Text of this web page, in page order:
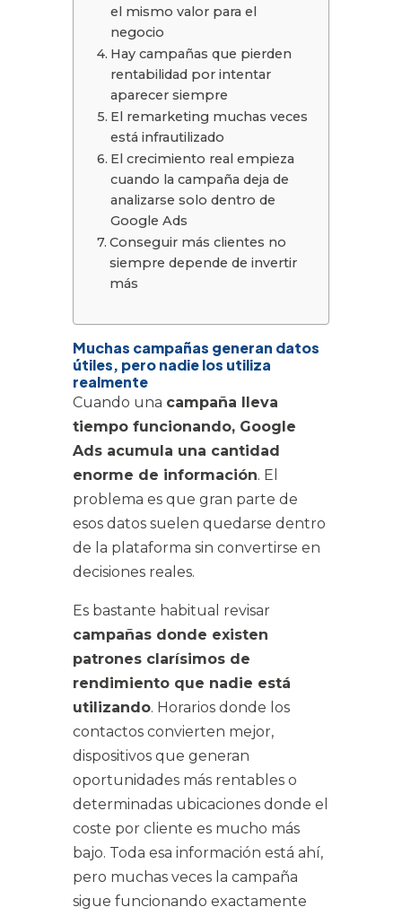
el mismo valor para el
negocio
Hay campañas que pierden
rentabilidad por intentar
aparecer siempre
El remarketing muchas veces
está infrautilizado
El crecimiento real empieza
cuando la campaña deja de
analizarse solo dentro de
Google Ads
Conseguir más clientes no
siempre depende de invertir
más
Muchas campañas generan datos
útiles, pero nadie los utiliza
realmente
Cuando una campaña lleva
tiempo funcionando, Google
Ads acumula una cantidad
enorme de información. El
problema es que gran parte de
esos datos suelen quedarse dentro
de la plataforma sin convertirse en
decisiones reales.
Es bastante habitual revisar
campañas donde existen
patrones clarísimos de
rendimiento que nadie está
utilizando. Horarios donde los
contactos convierten mejor,
dispositivos que generan
oportunidades más rentables o
determinadas ubicaciones donde el
coste por cliente es mucho más
bajo. Toda esa información está ahí,
pero muchas veces la campaña
sigue funcionando exactamente